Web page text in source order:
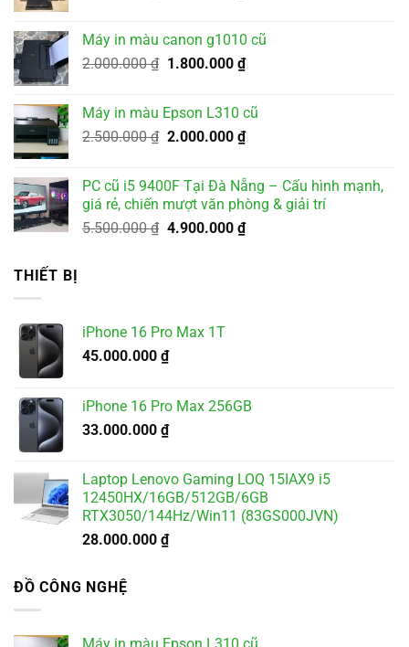
3.500.000 ₫.là:
3.200.000 ₫.
Máy in màu canon g1010 cũ
2.000.000₫ Giá
2.000.000 ₫.
1.800.000 ₫Giá
tại
là:
1.800.000 ₫.
Máy in màu Epson L310 cũ
2.500.000₫ Giá
2.500.000 ₫.
2.000.000 ₫Giá
tại
là:
2.000.000 ₫.
PC cũ i5 9400F Tại Đà Nẵng – Cấu hình mạnh,
giá rẻ, chiến mượt văn phòng & giải trí
5.500.000₫ Giá
4.900.000 ₫Giá
THIẾT BỊ
iPhone 16 Pro Max 1T
45.000.000 ₫
iPhone 16 Pro Max 256GB
33.000.000 ₫
Laptop Lenovo Gaming LOQ 15IAX9 i5
12450HX/16GB/512GB/6GB
RTX3050/144Hz/Win11 (83GS000JVN)
28.000.000 ₫
ĐỒ CÔNG NGHỆ
Máy in màu Epson L310 cũ